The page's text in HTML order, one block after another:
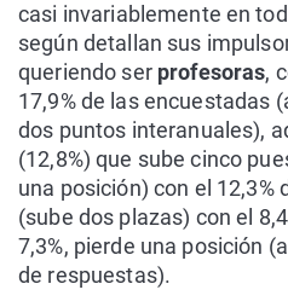
casi invariablemente en
según detallan sus
queriendo ser profesoras,
17,9% de las encuestadas
dos puntos interanuales),
(12,8%) que sube cinco
una posición) con el 12,3%
(sube dos plazas) con el
7,3%, pierde una posición
de respuestas).